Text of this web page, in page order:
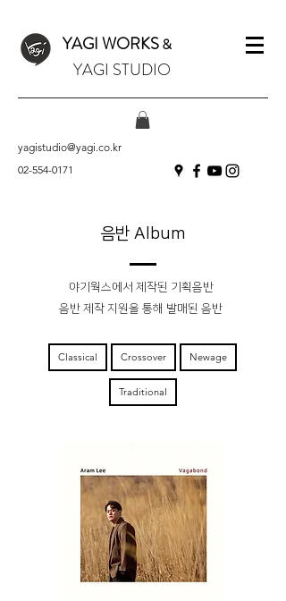
YAGI WORKS&
YAGI STUDIO
yagistudio@yagi.co.kr
02-554-0171
​음반 Album
야기웍스에서 제작된 기획음반
​음반 제작 지원을 통해 발매된 음반
Classical Crossover Newage
Traditional